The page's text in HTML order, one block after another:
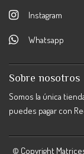
Instagram
Whatsapp
Sobre nosotros
Somos la única
puedes pagar con
© Copyright